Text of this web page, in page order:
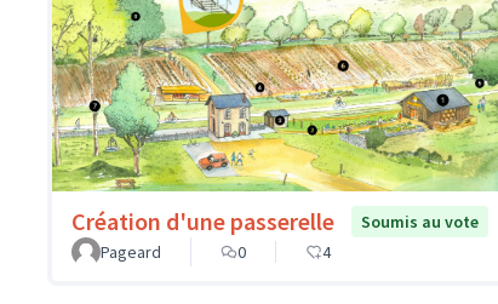
Création d'une passerelle
Soumis au vote
Pageard
0 4